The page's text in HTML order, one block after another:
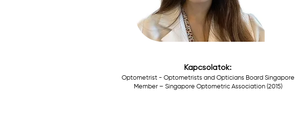
Kapcsolatok:
Optometrist - Optometrists and Opticians Board Singapore
Member – Singapore Optometric Association (2015)